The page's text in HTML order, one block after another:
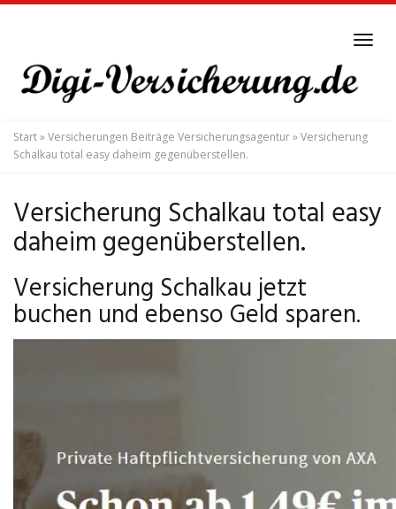
main
content
Start»Versicherungen Beiträge Versicherungsagentur»Versicherung
Schalkau total easy daheim gegenüberstellen.
Versicherung Schalkau total easy
daheim gegenüberstellen.
Versicherung Schalkau jetzt
buchen und ebenso Geld sparen.